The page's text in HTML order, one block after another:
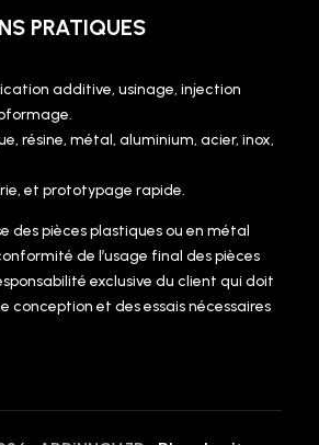
PRATIQUES
additive, usinage, injection
résine, métal, aluminium, acier, inox,
et prototypage rapide.
des pièces plastiques ou en métal
de l’usage final des pièces
exclusive du client qui doit
conception et des essais nécessaires